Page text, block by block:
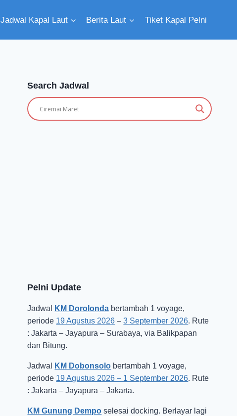
Jadwal Kapal Laut Berita Laut Tiket Kapal Pelni
Search Jadwal
Pelni Update
Jadwal KM Dorolonda bertambah 1 voyage,
periode 19 Agustus 2026 –3 September 2026. Rute
: Jakarta – Jayapura – Surabaya, via Balikpapan
dan Bitung.
Jadwal KM Dobonsolo bertambah 1 voyage,
periode 19 Agustus 2026 – 1 September 2026. Rute
: Jakarta – Jayapura – Jakarta.
KM Gunung Dempo selesai docking. Berlayar lagi